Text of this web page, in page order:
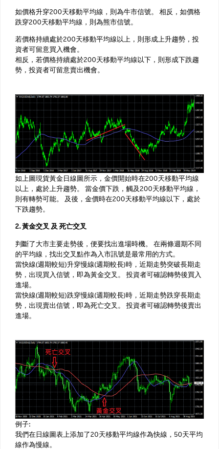
如價格升穿200天移動平均線，則為牛市信號。 相反，如價格
跌穿200天移動平均線，則為熊市信號。
若價格持續處於200天移動平均線以上，則形成上升趨勢，投
資者可留意買入機會。
相反，若價格持續處於200天移動平均線以下，則形成下跌趨
勢，投資者可留意賣出機會。
如上圖現貨黃金日線圖所示，金價開始時在200天移動平均線
以上，處於上升趨勢。 當金價下跌，觸及200天移動平均線，
則有轉勢可能。 及後，金價時在200天移動平均線以下，處於
下跌趨勢。
2. 黃金交叉 及 死亡交叉
判斷了大市主要走勢後，便要找出進場時機。 在兩條週期不同
的平均線，找出交叉點作為入市訊號是最常用的方式。
當快線(週期較短)升穿慢線(週期較長)時，近期走勢突破長期走
勢，出現買入信號，即為黃金交叉。 投資者可確認轉勢後買入
進場。
當快線(週期較短)跌穿慢線(週期較長)時，近期走勢跌穿長期走
勢，出現賣出信號，即為死亡交叉。 投資者可確認轉勢後賣出
進場。
例子:
我們在日線圖表上添加了20天移動平均線作為快線，50天平均
線作為慢線。